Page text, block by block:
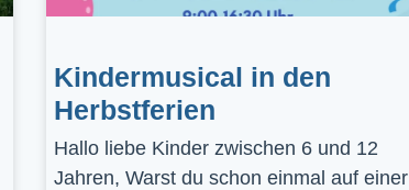
Kindermusical in den
Herbstferien
Hallo liebe Kinder zwischen 6 und 12
Jahren, Warst du schon einmal auf einer